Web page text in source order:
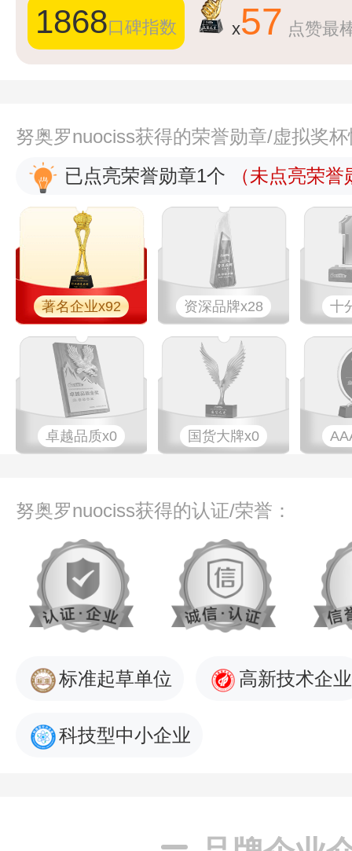
1868口碑指数 x57 点赞最
努奥罗nuociss获得的荣誉勋章/虚拟奖
已点亮荣誉勋章1个
（未点亮荣
著名企业x92 资深品牌x28 十
卓越品质x0 国货大牌x0
努奥罗nuociss获得的认证/荣誉：
标准起草单位 高新技术企业
科技型中小企业